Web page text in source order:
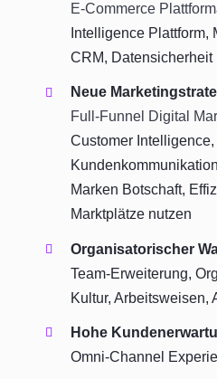
E-Commerce
Intelligence Plattform,
CRM, Datensicherheit
Neue
Full-Funnel Digital
Customer
Marken Botschaft,
Marktplätze nutzen
Organisatorischer
Team-Erweiterung,
Kultur, Arbeitsweisen,
Hohe
Omni-Channel